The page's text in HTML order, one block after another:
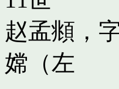
赵孟頫，
嫦（左